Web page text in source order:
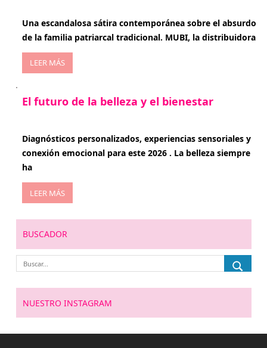
Una escandalosa sátira contemporánea sobre el absurdo
de la familia patriarcal tradicional. MUBI, la distribuidora
LEER MÁS
El futuro de la belleza y el bienestar
Diagnósticos personalizados, experiencias sensoriales y
conexión emocional para este 2026 . La belleza siempre
ha
LEER MÁS
BUSCADOR
NUESTRO INSTAGRAM